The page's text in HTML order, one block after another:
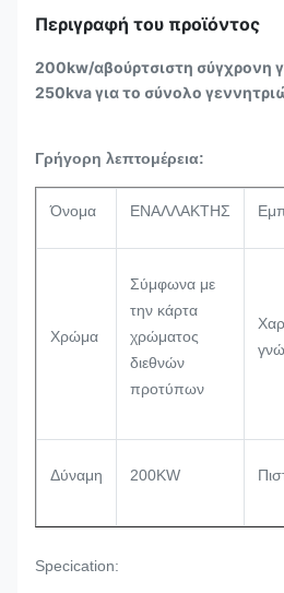
Περιγραφή του προϊόντος
200kw/αβούρτσιστη σύγχρονη
250kva για το σύνολο
Γρήγορη λεπτομέρεια:
Όνομα ΕΝΑΛΛΑΚΤΗΣ
Χρώμα
Σύμφωνα με
την κάρτα
χρώματος
διεθνών
προτύπων
Δύναμη 200KW
Specication: